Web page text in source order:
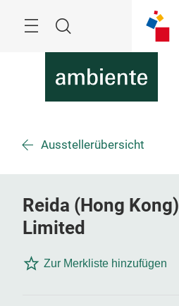
Suche
Ausstellerübersicht
Reida (Hong Kong)
Limited
Zur Merkliste hinzufügen